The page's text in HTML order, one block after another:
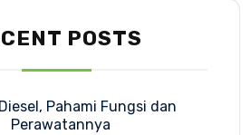
POSTS
Pahami Fungsi dan
Perawatannya